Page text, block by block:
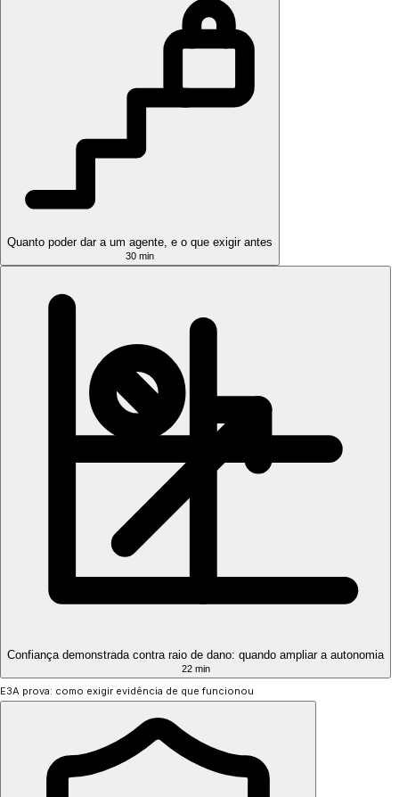
Quanto poder dar a um agente, e o que exigir antes
30 min
Confiança demonstrada contra raio de dano: quando ampliar a autonomia
22 min
E3A prova: como exigir evidência de que funcionou